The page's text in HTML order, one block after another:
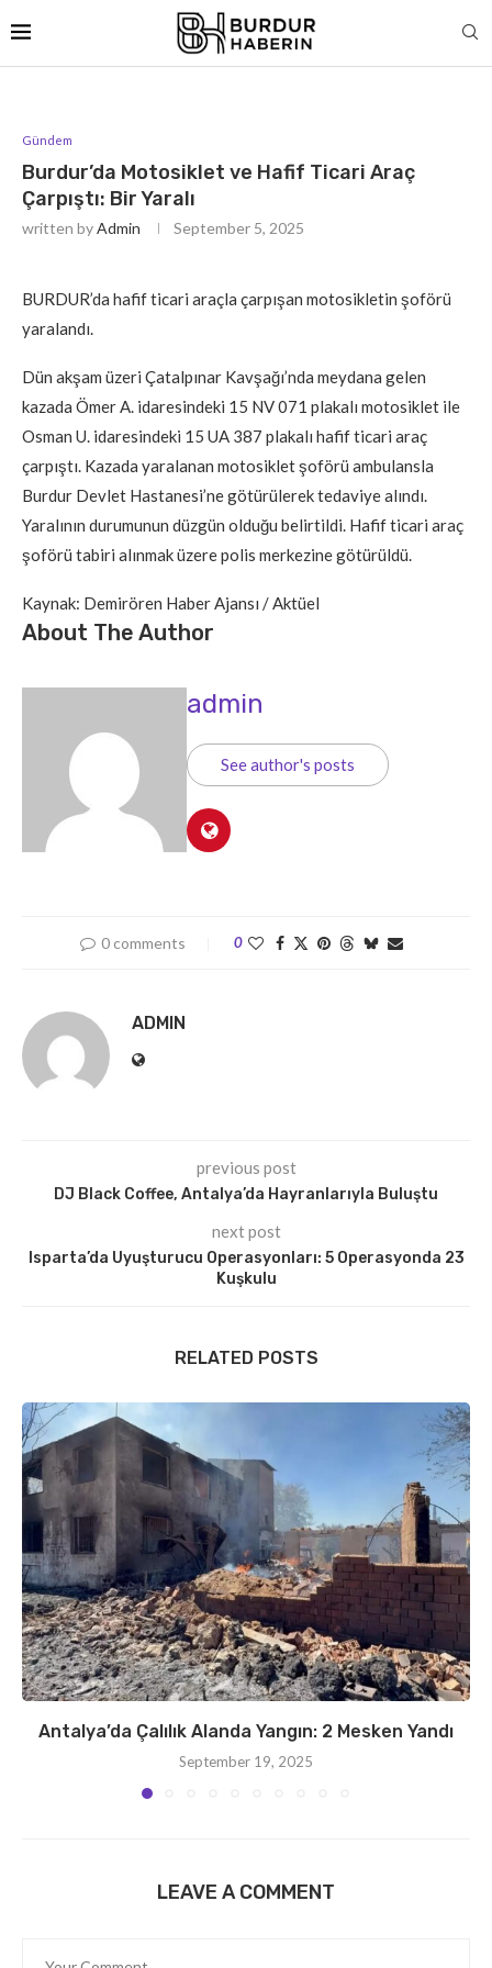
Gündem
Burdur’da Motosiklet ve Hafif Ticari Araç
Çarpıştı: Bir Yaralı
written byAdmin September 5, 2025
BURDUR’da hafif ticari araçla çarpışan motosikletin şoförü
yaralandı.
Dün akşam üzeri Çatalpınar Kavşağı’nda meydana gelen
kazada Ömer A. idaresindeki 15 NV 071 plakalı motosiklet ile
Osman U. idaresindeki 15 UA 387 plakalı hafif ticari araç
çarpıştı. Kazada yaralanan motosiklet şoförü ambulansla
Burdur Devlet Hastanesi’ne götürülerek tedaviye alındı.
Yaralının durumunun düzgün olduğu belirtildi. Hafif ticari araç
şoförü tabiri alınmak üzere polis merkezine götürüldü.
Kaynak: Demirören Haber Ajansı / Aktüel
About The Author
admin
See author's posts
0 comments 0
ADMIN
previous post
DJ Black Coffee, Antalya’da Hayranlarıyla Buluştu
next post
Isparta’da Uyuşturucu Operasyonları: 5 Operasyonda 23
Kuşkulu
RELATED POSTS
Antalya’da Çalılık Alanda Yangın: 2 Mesken Yandı
September 19, 2025
LEAVE A COMMENT